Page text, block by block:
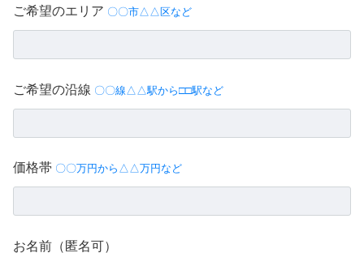
ご希望のエリア 〇〇市△△区など
ご希望の沿線 〇〇線△△駅から□□駅など
価格帯 〇〇万円から△△万円など
お名前（匿名可）